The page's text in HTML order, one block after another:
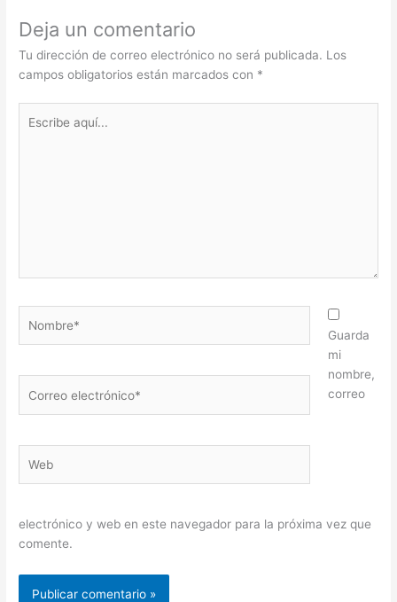
Deja un comentario
Tu dirección de correo electrónico no será publicada. Los
campos obligatorios están marcados con *
aquí...
electrónico*
Guarda
mi
nombre,
correo
electrónico y web en este navegador para la próxima vez que
comente.